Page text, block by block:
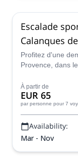
Escalade
Calanques
Garlaban
Profitez d'une
Provence, dans
à tous les
endroits
et La Ciotat.
À partir de
EUR 65
par personne pour 7
Availability:
Mar - Nov